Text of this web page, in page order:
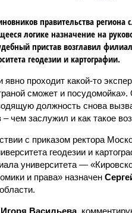
правительства региона
логике назначение на
пристав возглавил филиал
геодезии и картографии.
явно проходит какой-то
сможет и
должность снова
чем заслужил и как такое
с приказом ректора
геодезии и
университета —
и права» назначен
Васильева,